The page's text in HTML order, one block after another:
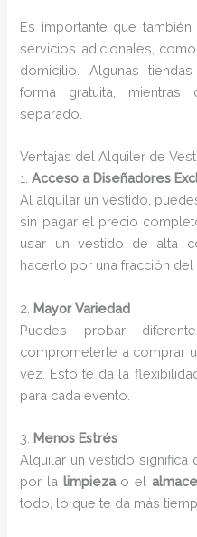
Es importante que
servicios adicionales,
domicilio. Algunas
forma gratuita,
separado.
Ventajas del Alquiler de
1.Acceso a Diseñadores
Al alquilar un vestido,
sin pagar el precio
usar un vestido de alta
hacerlo por una fracción del
2. Mayor Variedad
Puedes probar
comprometerte a comprar
vez. Esto te da la
para cada evento.
3. Menos Estrés
Alquilar un vestido significa
por la limpiezao el
todo, lo que te da más